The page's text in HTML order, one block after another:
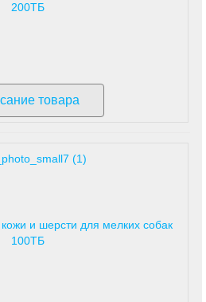
200ТБ
товара
и шерсти для мелких собак
100ТБ